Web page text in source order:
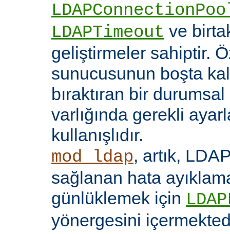
LDAPTimeout ve
geliştirmeler sahiptir.
sunucusunun boşta
bıraktıran bir
varlığında gerekli
kullanışlıdır.
mod_ldap, artık,
sağlanan hata
günlüklemek için
yönergesini